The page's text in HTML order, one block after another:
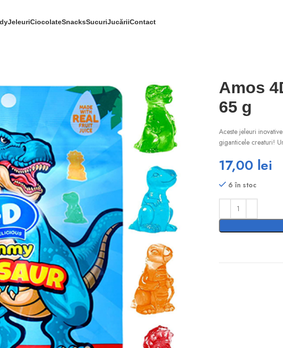
JeleuriCiocolateSnacksSucuriJucăriiContact
Amos
65 g
Aceste jeleuri
giganticele creaturi!
17,00 lei
6 în stoc